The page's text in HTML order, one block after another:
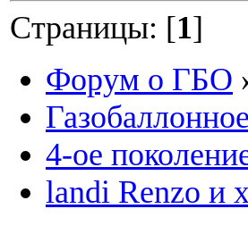
Страницы: [1]
Форум о ГБО
4-ое
landi Renzo и